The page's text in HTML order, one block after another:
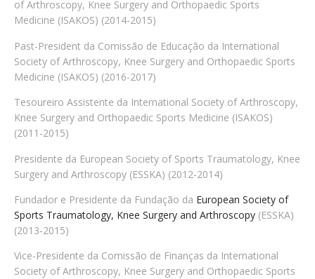
of Arthroscopy, Knee Surgery and Orthopaedic Sports
Medicine (ISAKOS) (2014-2015)
Past-President da Comissão de Educação da International
Society of Arthroscopy, Knee Surgery and Orthopaedic Sports
Medicine (ISAKOS) (2016-2017)
Tesoureiro Assistente da International Society of Arthroscopy,
Knee Surgery and Orthopaedic Sports Medicine (ISAKOS)
(2011-2015)
Presidente da European Society of Sports Traumatology, Knee
Surgery and Arthroscopy (ESSKA) (2012-2014)
Fundador e Presidente da Fundação da European Society of
Sports Traumatology, Knee Surgery and Arthroscopy (ESSKA)
(2013-2015)
Vice-Presidente da Comissão de Finanças da International
Society of Arthroscopy, Knee Surgery and Orthopaedic Sports